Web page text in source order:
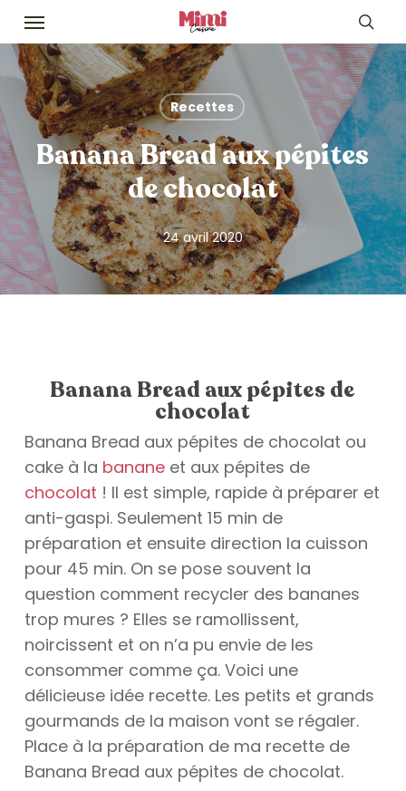
Skip
main
content
Menu
Recettes
Banana Bread aux pépites
de chocolat
24 avril 2020
Banana Bread aux pépites de
chocolat
Banana Bread aux pépites de chocolat ou
cake à la bananeet aux pépites de
chocolat ! Il est simple, rapide à préparer et
anti-gaspi. Seulement 15 min de
préparation et ensuite direction la cuisson
pour 45 min. On se pose souvent la
question comment recycler des bananes
trop mures ? Elles se ramollissent,
noircissent et on n’a pu envie de les
consommer comme ça. Voici une
délicieuse idée recette. Les petits et grands
gourmands de la maison vont se régaler.
Place à la préparation de ma recette de
Banana Bread aux pépites de chocolat.